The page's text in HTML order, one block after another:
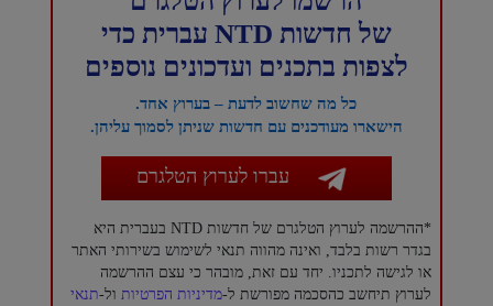
של חדשות NTD עברית כדי
לצפות בתכנים ועדכונים נוספים
כל מה שחשוב לדעת – בערוץ אחד.
הישארו מעודכנים עם חדשות שניתן לסמוך עליהן.
עברו לערוץ הטלגרם
*ההרשמה לערוץ הטלגרם של חדשות NTD בעברית היא
בגדר רשות בלבד, ואינה מהווה תנאי לשימוש בשירותי האתר
או לגישה לתכניו. יחד עם זאת, מובהר כי עצם ההרשמה
לערוץ תיחשב כהסכמה מפורשת ל-מדיניות הפרטיות ול-תנאי